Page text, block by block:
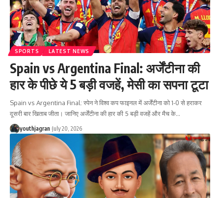
SPORTS LATEST NEWS
Spain vs Argentina Final: अर्जेंटीना की
हार के पीछे ये 5 बड़ी वजहें, मेसी का सपना टूटा
Spain vs Argentina Final: स्पेन ने विश्व कप फाइनल में अर्जेंटीना को 1-0 से हराकर
दूसरी बार खिताब जीता। जानिए अर्जेंटीना की हार की 5 बड़ी वजहें और मैच के…
youthjagran July 20, 2026